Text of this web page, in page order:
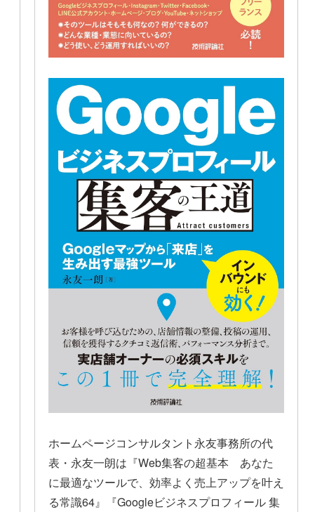
ホームページコンサルタント永友事務所の代
表・永友一朗は『Web集客の超基本 あなた
に最適なツールで、効率よく売上アップを叶え
る常識64』『Googleビジネスプロフィール 集